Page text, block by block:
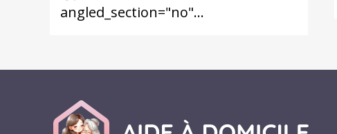
angled_section="no"...